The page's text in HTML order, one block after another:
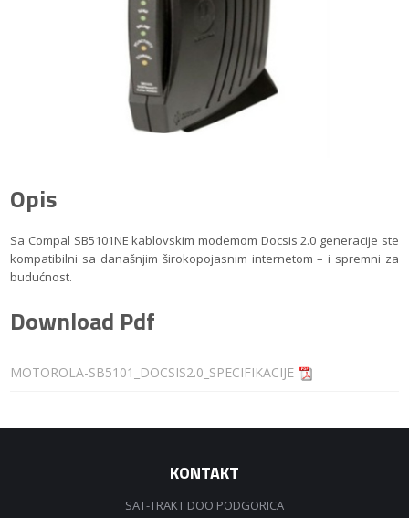
Opis
Sa Compal SB5101NE kablovskim modemom Docsis 2.0 generacije ste
kompatibilni sa današnjim širokopojasnim internetom – i spremni za
budućnost.
Download Pdf
MOTOROLA-SB5101_DOCSIS2.0_SPECIFIKACIJE
KONTAKT
SAT-TRAKT DOO PODGORICA